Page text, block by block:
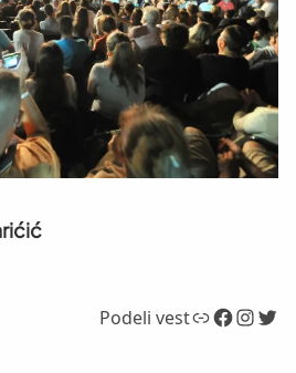
Podeli vestLink Facebook InstagramTwitter